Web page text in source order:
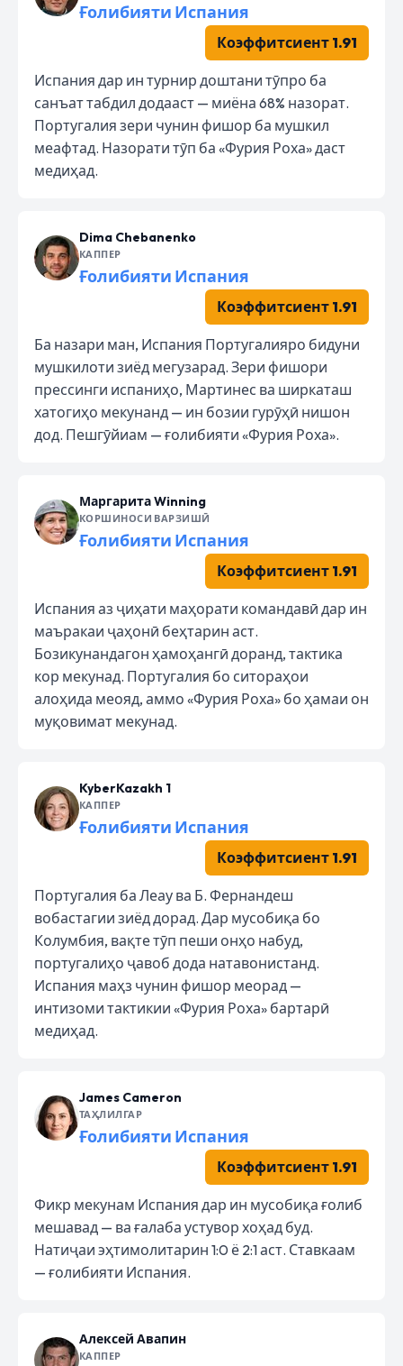
Ғолибияти Испания
Коэффитсиент 1.91
Испания дар ин турнир доштани тӯпро ба
санъат табдил додааст — миёна 68% назорат.
Португалия зери чунин фишор ба мушкил
меафтад. Назорати тӯп ба «Фурия Роха» даст
медиҳад.
Dima Chebanenko
КАППЕР
Ғолибияти Испания
Коэффитсиент 1.91
Ба назари ман, Испания Португалияро бидуни
мушкилоти зиёд мегузарад. Зери фишори
прессинги испаниҳо, Мартинес ва ширкаташ
хатогиҳо мекунанд — ин бозии гурӯҳӣ нишон
дод. Пешгӯйиам — ғолибияти «Фурия Роха».
Маргарита Winning
КОРШИНОСИ ВАРЗИШӢ
Ғолибияти Испания
Коэффитсиент 1.91
Испания аз ҷиҳати маҳорати командавӣ дар ин
маъракаи ҷаҳонӣ беҳтарин аст.
Бозикунандагон ҳамоҳангӣ доранд, тактика
кор мекунад. Португалия бо ситораҳои
алоҳида меояд, аммо «Фурия Роха» бо ҳамаи он
муқовимат мекунад.
KyberKazakh 1
КАППЕР
Ғолибияти Испания
Коэффитсиент 1.91
Португалия ба Леау ва Б. Фернандеш
вобастагии зиёд дорад. Дар мусобиқа бо
Колумбия, вақте тӯп пеши онҳо набуд,
португалиҳо ҷавоб дода натавонистанд.
Испания маҳз чунин фишор меорад —
интизоми тактикии «Фурия Роха» бартарӣ
медиҳад.
James Cameron
ТАҲЛИЛГАР
Ғолибияти Испания
Коэффитсиент 1.91
Фикр мекунам Испания дар ин мусобиқа ғолиб
мешавад — ва ғалаба устувор хоҳад буд.
Натиҷаи эҳтимолитарин 1:0 ё 2:1 аст. Ставкаам
— ғолибияти Испания.
Алексей Авапин
КАППЕР